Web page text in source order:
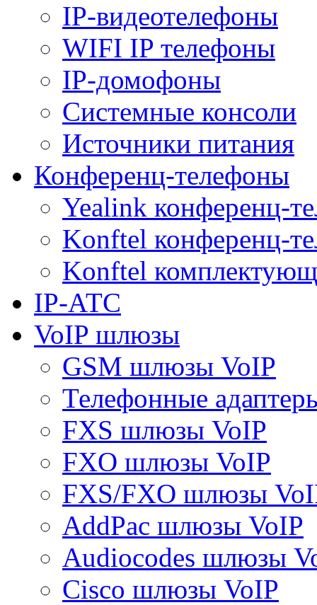
IP-видеотелефоны
WIFI IP телефоны
IP-домофоны
Системные консоли
Источники питания
Конференц-телефоны
Yealink конференц-
Konftel конференц-
Konftel
IP-АТС
VoIP шлюзы
GSM шлюзы VoIP
Телефонные
FXS шлюзы VoIP
FXO шлюзы VoIP
FXS/FXO шлюзы
AddPac шлюзы VoIP
Audiocodes шлюзы
Cisco шлюзы VoIP